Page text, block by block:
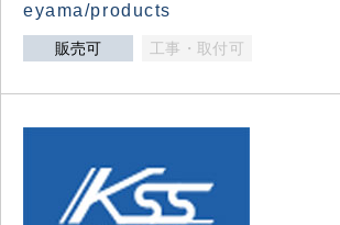
eyama/products
販売可 工事・取付可